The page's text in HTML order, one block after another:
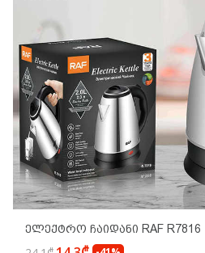
Ელექტრო Ჩაიდანი RAF R7816